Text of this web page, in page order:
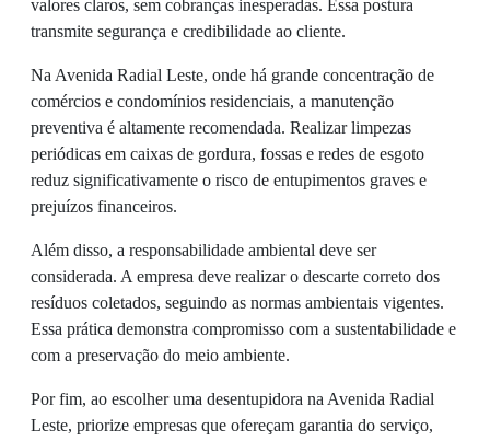
valores claros, sem cobranças inesperadas. Essa postura
transmite segurança e credibilidade ao cliente.
Na Avenida Radial Leste, onde há grande concentração de
comércios e condomínios residenciais, a manutenção
preventiva é altamente recomendada. Realizar limpezas
periódicas em caixas de gordura, fossas e redes de esgoto
reduz significativamente o risco de entupimentos graves e
prejuízos financeiros.
Além disso, a responsabilidade ambiental deve ser
considerada. A empresa deve realizar o descarte correto dos
resíduos coletados, seguindo as normas ambientais vigentes.
Essa prática demonstra compromisso com a sustentabilidade e
com a preservação do meio ambiente.
Por fim, ao escolher uma desentupidora na Avenida Radial
Leste, priorize empresas que ofereçam garantia do serviço,